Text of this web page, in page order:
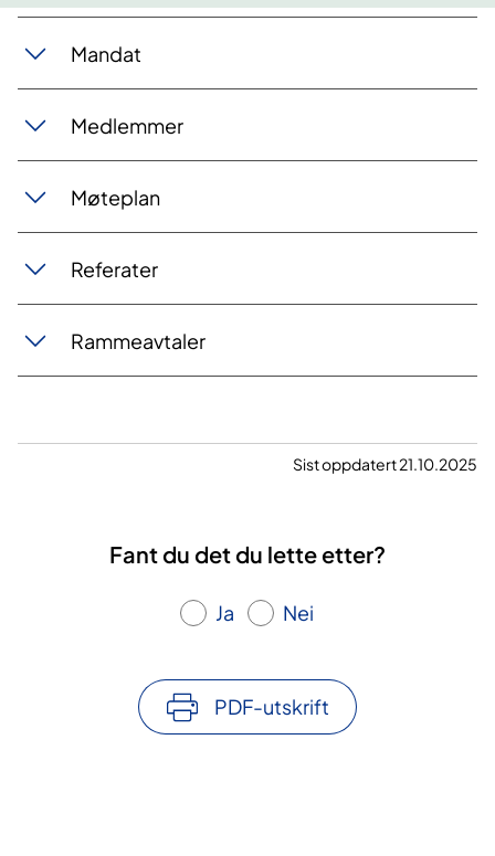
​Mandat
Medlemmer
Møteplan
Referater
Rammeavtaler
Sist oppdatert 21.10.2025
Fant du det du lette etter?
Ja Nei
PDF-utskrift